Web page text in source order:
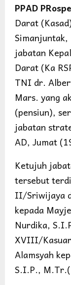
PPAD
Darat
jabatan
Darat (Ka
TNI dr.
Mars. yang
(pensiun),
jabatan
AD, Jumat
Ketujuh
tersebut
II/Sriwijaya
kepada
Nurdika,
XVIII/
Alamsyah
S.I.P.,